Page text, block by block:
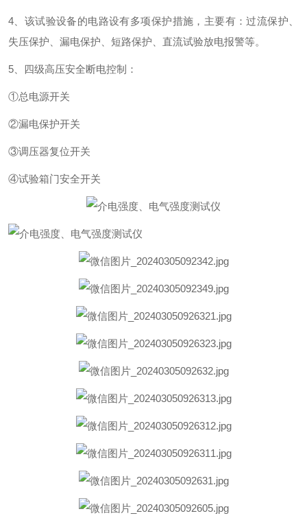
4、该试验设备的电路设有多项保护措施，主要有：过流保护、
失压保护、漏电保护、短路保护、直流试验放电报警等。
5、四级高压安全断电控制：
①总电源开关
②漏电保护开关
③调压器复位开关
④试验箱门安全开关